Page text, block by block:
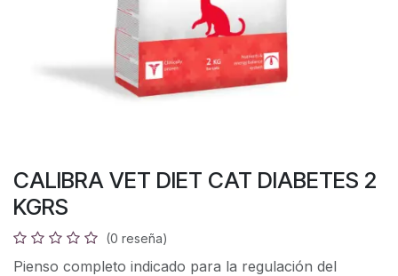
CALIBRA VET DIET CAT DIABETES 2
KGRS
(0 reseña)
Pienso completo indicado para la regulación del